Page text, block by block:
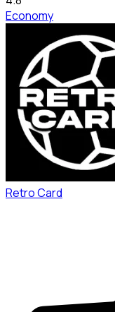
Economy
Retro Card